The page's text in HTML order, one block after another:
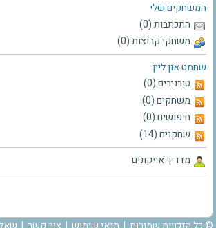
המשחקים שלי
התכתבות (0)
משחקי קבוצות (0)
שחמט און ליין
טורנירים (0)
משחקים (0)
חיפושים (0)
שחקנים (14)
מדריך אייקונים